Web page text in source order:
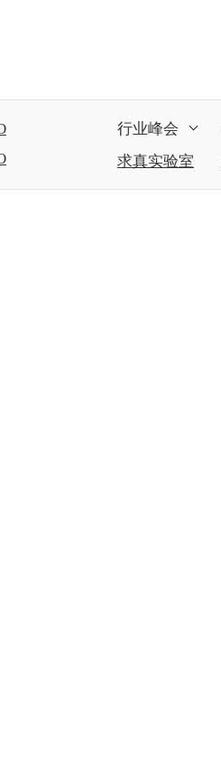
行业峰会
求真实验室